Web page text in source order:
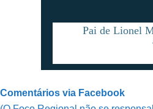
Pai de Lionel
Comentários via Facebook